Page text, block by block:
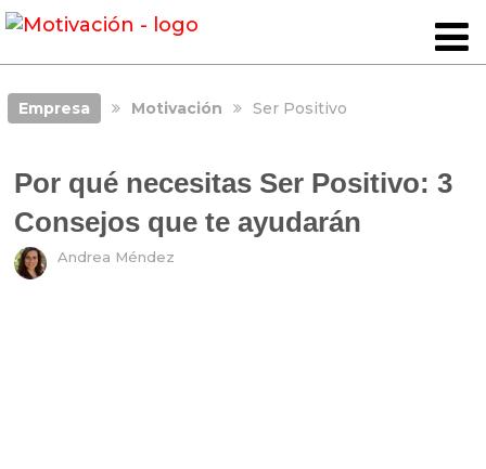
Empresa Motivación Ser Positivo
Por qué necesitas Ser Positivo: 3
Consejos que te ayudarán
Andrea Méndez